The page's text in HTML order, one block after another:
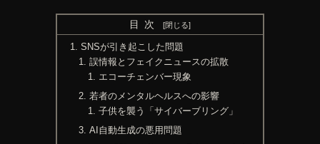
目次
SNSが引き起こした問題
誤情報とフェイクニュースの拡散
エコーチェンバー現象
若者のメンタルヘルスへの影響
子供を襲う「サイバーブリング」
AI自動生成の悪用問題